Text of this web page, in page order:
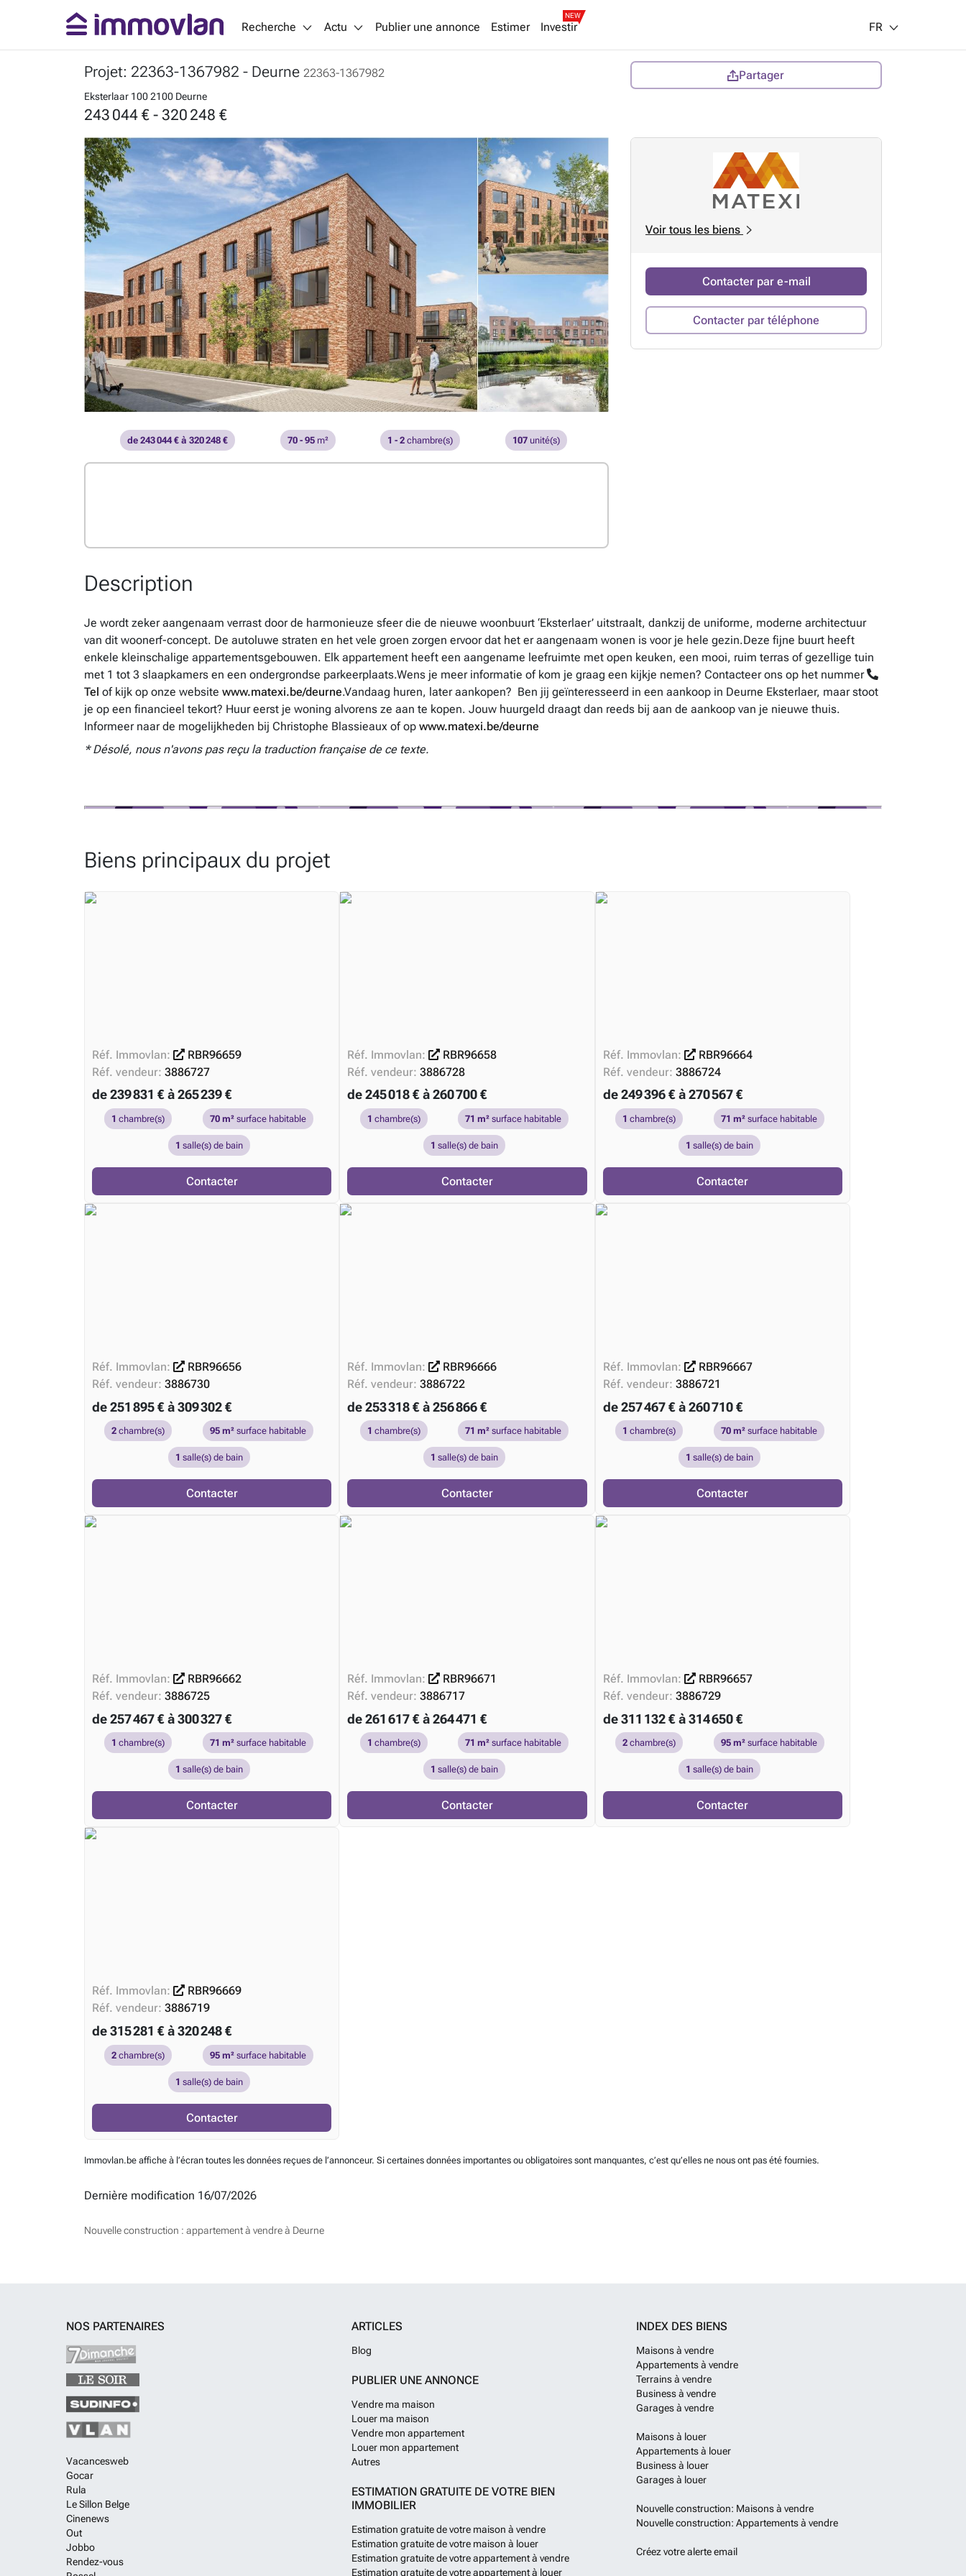
Recherche Actu Publier une annonce Estimer Investir
NEW
FR
Projet: 22363-1367982 - Deurne 22363-1367982
Eksterlaar 1002100 Deurne
243 044 € - 320 248 €
Partager
de 243 044 € à 320 248 € 70 - 95m² 1 - 2 chambre(s) 107unité(s)
Voir tous les biens
Contacter par e-mail
Contacter par téléphone
Description
Je wordt zeker aangenaam verrast door de harmonieuze sfeer die de nieuwe woonbuurt ‘Eksterlaer’ uitstraalt, dankzij de uniforme, moderne architectuur
van dit woonerf-concept. De autoluwe straten en het vele groen zorgen ervoor dat het er aangenaam wonen is voor je hele gezin.Deze fijne buurt heeft
enkele kleinschalige appartementsgebouwen. Elk appartement heeft een aangename leefruimte met open keuken, een mooi, ruim terras of gezellige tuin
met 1 tot 3 slaapkamers en een ondergrondse parkeerplaats.Wens je meer informatie of kom je graag een kijkje nemen? Contacteer ons op het nummer
Tel of kijk op onze website www.matexi.be/deurne.Vandaag huren, later aankopen? Ben jij geïnteresseerd in een aankoop in Deurne Eksterlaer, maar stoot
je op een financieel tekort? Huur eerst je woning alvorens ze aan te kopen. Jouw huurgeld draagt dan reeds bij aan de aankoop van je nieuwe thuis.
Informeer naar de mogelijkheden bij Christophe Blassieaux of op www.matexi.be/deurne
* Désolé, nous n'avons pas reçu la traduction française de ce texte.
Biens principaux du projet
Réf. Immovlan:
RBR96659
Réf. vendeur: 3886727
de 239 831 € à 265 239 €
1 chambre(s) 70 m²surface habitable
1 salle(s) de bain
Contacter
Réf. Immovlan:
RBR96658
Réf. vendeur:3886728
de 245 018 € à 260 700 €
1 chambre(s) 71 m² surface habitable
1 salle(s) de bain
Contacter
Réf. Immovlan:
RBR96664
Réf. vendeur: 3886724
de 249 396 € à 270 567 €
1 chambre(s) 71 m²surface habitable
1 salle(s) de bain
Contacter
Réf. Immovlan:
RBR96656
Réf. vendeur: 3886730
de 251 895 € à 309 302 €
2 chambre(s) 95 m²surface habitable
1 salle(s) de bain
Contacter
Réf. Immovlan:
RBR96666
Réf. vendeur:3886722
de 253 318 € à 256 866 €
1 chambre(s) 71 m² surface habitable
1 salle(s) de bain
Contacter
Réf. Immovlan:
RBR96667
Réf. vendeur: 3886721
de 257 467 € à 260 710 €
1 chambre(s) 70 m²surface habitable
1 salle(s) de bain
Contacter
Réf. Immovlan:
RBR96662
Réf. vendeur: 3886725
de 257 467 € à 300 327 €
1 chambre(s) 71 m²surface habitable
1 salle(s) de bain
Contacter
Réf. Immovlan:
RBR96671
Réf. vendeur:3886717
de 261 617 € à 264 471 €
1 chambre(s) 71 m² surface habitable
1 salle(s) de bain
Contacter
Réf. Immovlan:
RBR96657
Réf. vendeur: 3886729
de 311 132 € à 314 650 €
2chambre(s) 95 m²surface habitable
1 salle(s) de bain
Contacter
Réf. Immovlan:
RBR96669
Réf. vendeur: 3886719
de 315 281 € à 320 248 €
2 chambre(s) 95 m²surface habitable
1 salle(s) de bain
Contacter
Immovlan.be affiche à l’écran toutes les données reçues de l’annonceur. Si certaines données importantes ou obligatoires sont manquantes, c’est qu’elles ne nous ont pas été fournies.
Dernière modification 16/07/2026
Nouvelle construction : appartement à vendre à Deurne
NOS PARTENAIRES
Vacancesweb
Gocar
Rula
Le Sillon Belge
Cinenews
Out
Jobbo
Rendez-vous
ARTICLES
Blog
PUBLIER UNE ANNONCE
Vendre ma maison
Louer ma maison
Vendre mon appartement
Louer mon appartement
Autres
ESTIMATION GRATUITE DE VOTRE BIEN
IMMOBILIER
Estimation gratuite de votre maison à vendre
Estimation gratuite de votre maison à louer
Estimation gratuite de votre appartement à vendre
Estimation gratuite de votre appartement à louer
INDEX DES BIENS
Maisons à vendre
Appartements à vendre
Terrains à vendre
Business à vendre
Garages à vendre
Maisons à louer
Appartements à louer
Business à louer
Garages à louer
Nouvelle construction: Maisons à vendre
Nouvelle construction: Appartements à vendre
Créez votre alerte email